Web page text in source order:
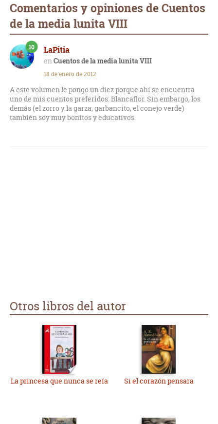
Comentarios y opiniones de Cuentos
de la media lunita VIII
LaPitia
Cuentos de la media lunita VIII
10
18 de enero de 2012
A este volumen le pongo un diez porque ahí se encuentra
uno de mis cuentos preferidos: Blancaflor. Sin embargo, los
demás (el zorro y la garza, garbancito, el conejo verde)
también soy muy bonitos y educativos.
Otros libros del autor
La princesa que nunca se reía Si el corazón pensara